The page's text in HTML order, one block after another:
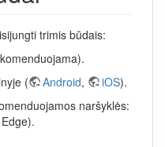
trimis būdais:
(
Android, iOS).
naršyklės: